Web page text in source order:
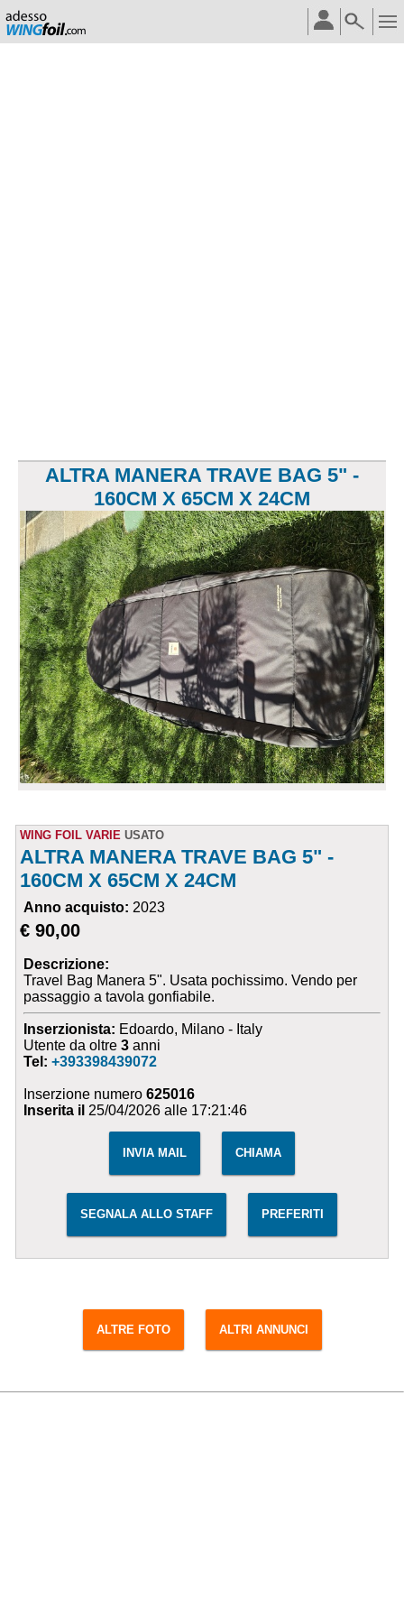
ALTRA MANERA TRAVE BAG 5" -
160CM X 65CM X 24CM
WING FOIL VARIE USATO
ALTRA MANERA TRAVE BAG 5" -
160CM X 65CM X 24CM
Anno acquisto: 2023
€ 90,00
Descrizione:
Travel Bag Manera 5". Usata pochissimo. Vendo per
passaggio a tavola gonfiabile.
Inserzionista: Edoardo, Milano - Italy
Utente da oltre3 anni
Tel:+393398439072
Inserzione numero625016
Inserita il 25/04/2026 alle 17:21:46
INVIA MAIL CHIAMA
SEGNALA ALLO STAFF PREFERITI
ALTRE FOTO ALTRI ANNUNCI